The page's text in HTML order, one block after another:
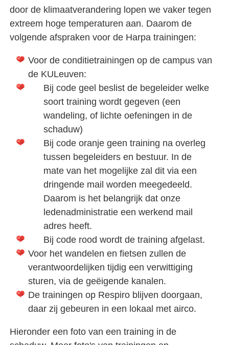
door de klimaatverandering lopen we vaker tegen
extreem hoge temperaturen aan. Daarom de
volgende afspraken voor de Harpa trainingen:
Voor de conditietrainingen op de campus van
de KULeuven:
Bij code geel beslist de begeleider welke
soort training wordt gegeven (een
wandeling, of lichte oefeningen in de
schaduw)
Bij code oranje geen training na overleg
tussen begeleiders en bestuur. In de
mate van het mogelijke zal dit via een
dringende mail worden meegedeeld.
Daarom is het belangrijk dat onze
ledenadministratie een werkend mail
adres heeft.
Bij code rood wordt de training afgelast.
Voor het wandelen en fietsen zullen de
verantwoordelijken tijdig een verwittiging
sturen, via de geëigende kanalen.
De trainingen op Respiro blijven doorgaan,
daar zij gebeuren in een lokaal met airco.
Hieronder een foto van een training in de